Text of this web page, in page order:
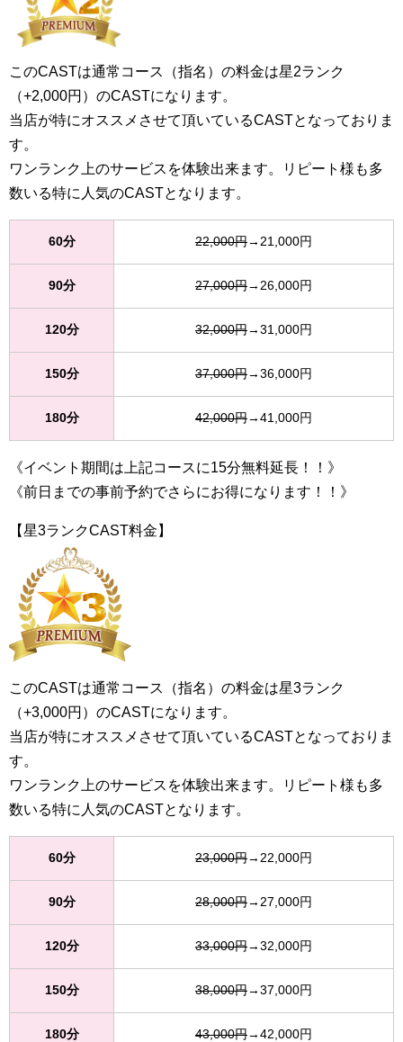
このCASTは通常コース（指名）の料金は星2ランク
（+2,000円）のCASTになります。
当店が特にオススメさせて頂いているCASTとなっておりま
す。
ワンランク上のサービスを体験出来ます。リピート様も多
数いる特に人気のCASTとなります。
60分 22,000円→21,000円
90分 27,000円→26,000円
120分 32,000円→31,000円
150分 37,000円→36,000円
180分 42,000円→41,000円
《イベント期間は上記コースに15分無料延長！！》
《前日までの事前予約でさらにお得になります！！》
【星3ランクCAST料金】
このCASTは通常コース（指名）の料金は星3ランク
（+3,000円）のCASTになります。
当店が特にオススメさせて頂いているCASTとなっておりま
す。
ワンランク上のサービスを体験出来ます。リピート様も多
数いる特に人気のCASTとなります。
60分 23,000円→22,000円
90分 28,000円→27,000円
120分 33,000円→32,000円
150分 38,000円→37,000円
180分 43,000円→42,000円